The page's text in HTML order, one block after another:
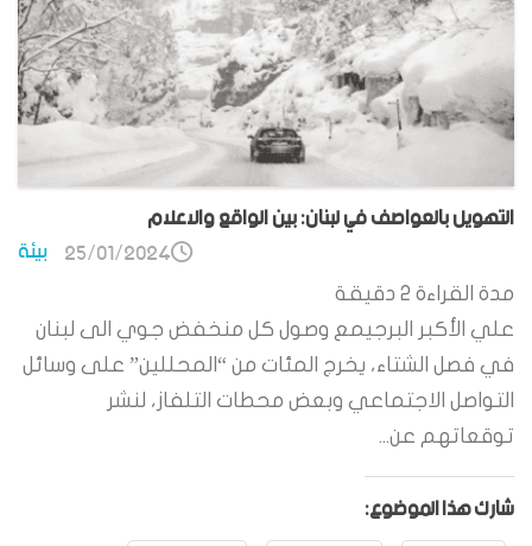
التهويل بالعواصف في لبنان: بين الواقع والاعلام
بيئة 25/01/2024
مدة القراءة 2 دقيقة
علي الأكبر البرجيمع وصول كل منخفض جوي الى لبنان
في فصل الشتاء، يخرج المئات من “المحللين” على وسائل
التواصل الاجتماعي وبعض محطات التلفاز، لنشر
توقعاتهم عن...
شارك هذا الموضوع: